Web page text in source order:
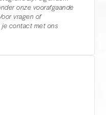
onze voorafgaande
vragen of
je contact met ons